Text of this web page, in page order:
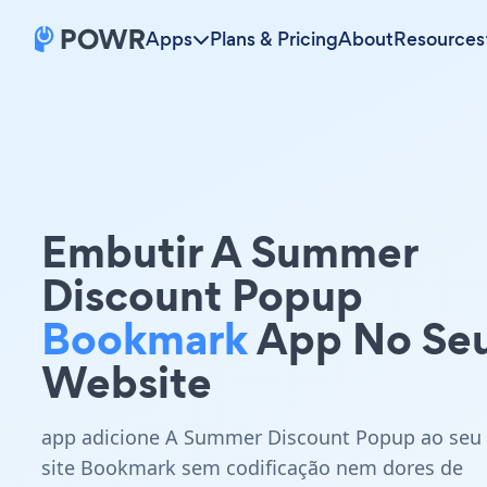
Apps Plans & PricingAboutResources
Embutir A Summer
Discount Popup
BookmarkApp No
Website
app adicione A Summer Discount Popup ao seu
site Bookmark sem codificação nem dores de